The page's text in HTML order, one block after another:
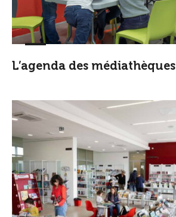
L’agenda des médiathèques